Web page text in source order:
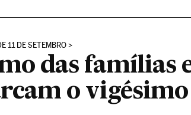
11 DE SETEMBRO
das famílias
o vigésimo